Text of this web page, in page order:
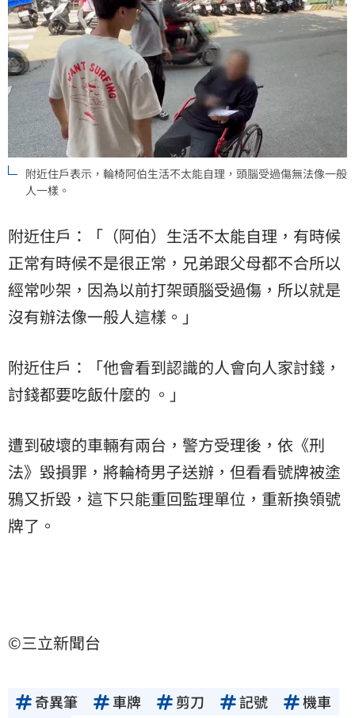
附近住戶表示，輪椅阿伯生活不太能自理，頭腦受過傷無法像一般
人一樣。
附近住戶：「（阿伯）生活不太能自理，有時候
正常有時候不是很正常，兄弟跟父母都不合所以
經常吵架，因為以前打架頭腦受過傷，所以就是
沒有辦法像一般人這樣。」
附近住戶：「他會看到認識的人會向人家討錢，
討錢都要吃飯什麼的 。」
遭到破壞的車輛有兩台，警方受理後，依《刑
法》毀損罪，將輪椅男子送辦，但看看號牌被塗
鴉又折毀，這下只能重回監理單位，重新換領號
牌了。
©三立新聞台
奇異筆 車牌 剪刀 記號
機車